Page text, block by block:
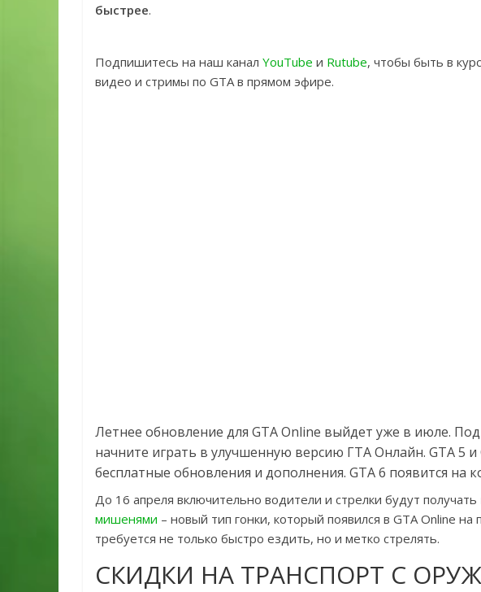
быстрее.
Подпишитесь на наш канал YouTube и Rutube, чтобы быть в
видео и стримы по GTA в прямом эфире.
Летнее обновление для GTA Online выйдет уже в июле.
начните играть в улучшенную версию ГТА Онлайн. GTA 5 и
бесплатные обновления и дополнения. GTA 6 появится на
До 16 апреля включительно водители и стрелки будут получать
мишенями – новый тип гонки, который появился в GTA Online
требуется не только быстро ездить, но и метко стрелять.
СКИДКИ НА ТРАНСПОРТ С